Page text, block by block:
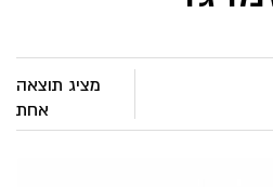
מציג תוצאה
אחת